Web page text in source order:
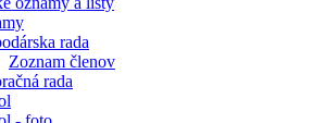
rada
Zoznam členov
rada